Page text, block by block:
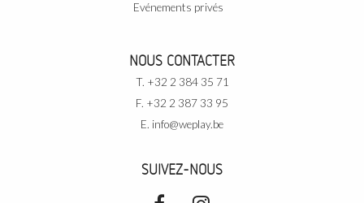
Evénements privés
NOUS CONTACTER
T. +32 2 384 35 71
F. +32 2 387 33 95
E. info@weplay.be
SUIVEZ-NOUS